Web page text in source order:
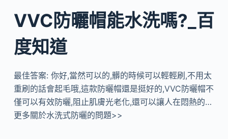
VVC防曬帽能水洗嗎?_百
度知道
最佳答案: 你好,當然可以的,髒的時候可以輕輕刷,不用太
重刷的話會起毛哦,這款防曬帽還是挺好的,VVC防曬帽不
僅可以有效防曬,阻止肌膚光老化,還可以讓人在悶熱的…
更多關於水洗式防曬的問題>>